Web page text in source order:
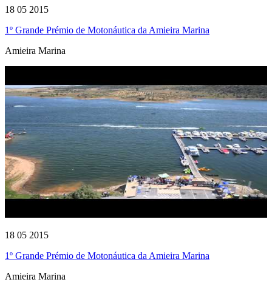
18 05 2015
1º Grande Prémio de Motonáutica da Amieira Marina
Amieira Marina
18 05 2015
1º Grande Prémio de Motonáutica da Amieira Marina
Amieira Marina